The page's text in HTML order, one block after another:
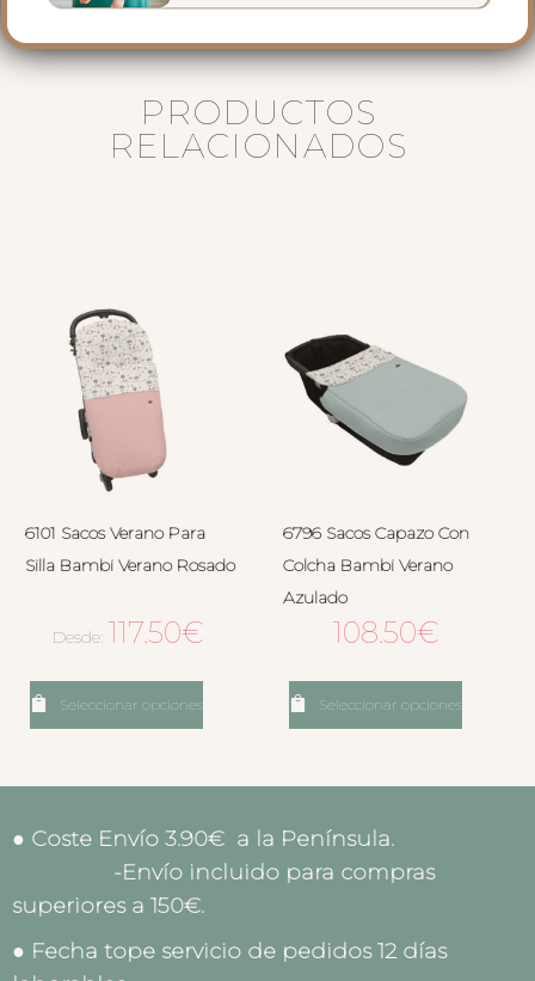
PRODUCTOS
RELACIONADOS
6101 Sacos Verano Para
Silla Bambi Verano Rosado
Desde: 117.50€
Seleccionar opciones
6796 Sacos Capazo Con
Colcha Bambi Verano
Azulado
108.50€
Seleccionar opciones
● Coste Envío 3.90€ a la Península.
-Envío incluido para compras
superiores a 150€.
● Fecha tope servicio de pedidos 12 días